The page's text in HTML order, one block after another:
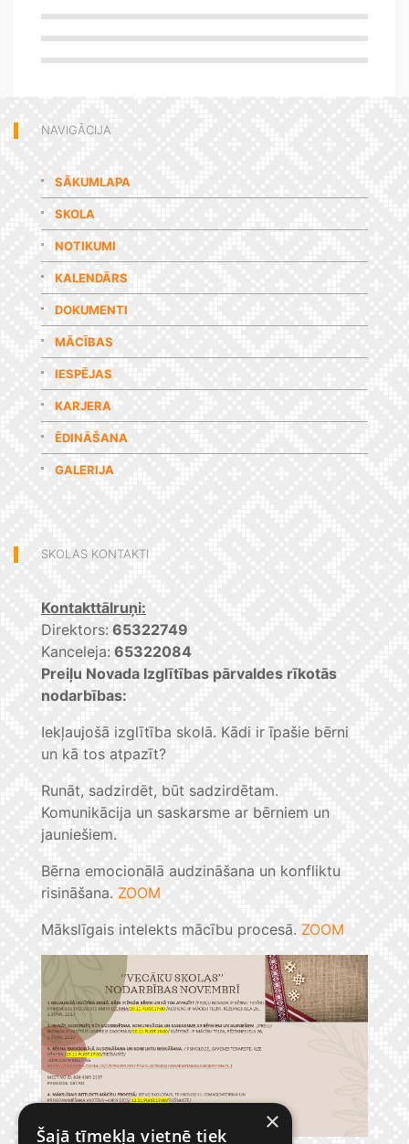
NAVIGĀCIJA
SĀKUMLAPA
SKOLA
NOTIKUMI
KALENDĀRS
DOKUMENTI
MĀCĪBAS
IESPĒJAS
KARJERA
ĒDINĀŠANA
GALERIJA
SKOLAS KONTAKTI
Kontakttālruņi:
Direktors: 65322749
Kanceleja: 65322084
Preiļu Novada Izglītības pārvaldes rīkotās
nodarbības:
Iekļaujošā izglītība skolā. Kādi ir īpašie bērni
un kā tos atpazīt?
Runāt, sadzirdēt, būt sadzirdētam.
Komunikācija un saskarsme ar bērniem un
jauniešiem.
Bērna emocionālā audzināšana un konfliktu
risināšana. ZOOM
Mākslīgais intelekts mācību procesā. ZOOM
×
Šajā tīmekļa vietnē tiek